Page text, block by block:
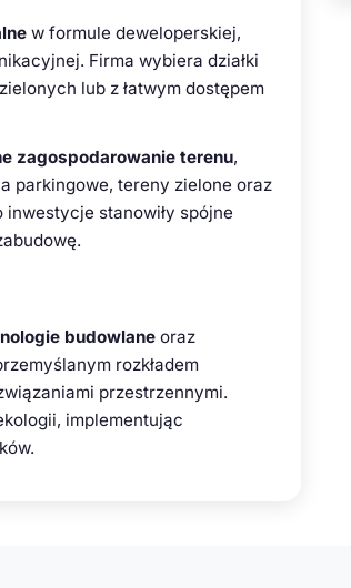
w formule deweloperskiej,
Firma wybiera działki
lub z łatwym dostępem
zagospodarowanie terenu,
parkingowe, tereny zielone oraz
stanowiły spójne
budowlane oraz
rozkładem
przestrzennymi.
implementując